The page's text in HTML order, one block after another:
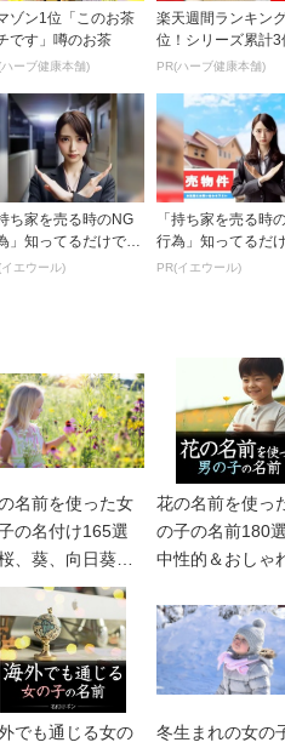
ゾン1位「このお茶
です」噂のお茶
ハーブ健康本舗)
楽天週間ランキン
位！シリーズ累計3
のスッキリ茶。380
PR(ハーブ健康本舗)
持ち家を売る時のNG
」知ってるだけで得
事とは
イエウール)
「持ち家を売る時
行為」知ってるだ
する事とは
PR(イエウール)
名前を使った女
の名付け165選
桜、葵、向日葵、
】
花の名前を使っ
の子の名前180選
中性的＆おしゃ
でも通じる女の
冬生まれの女の